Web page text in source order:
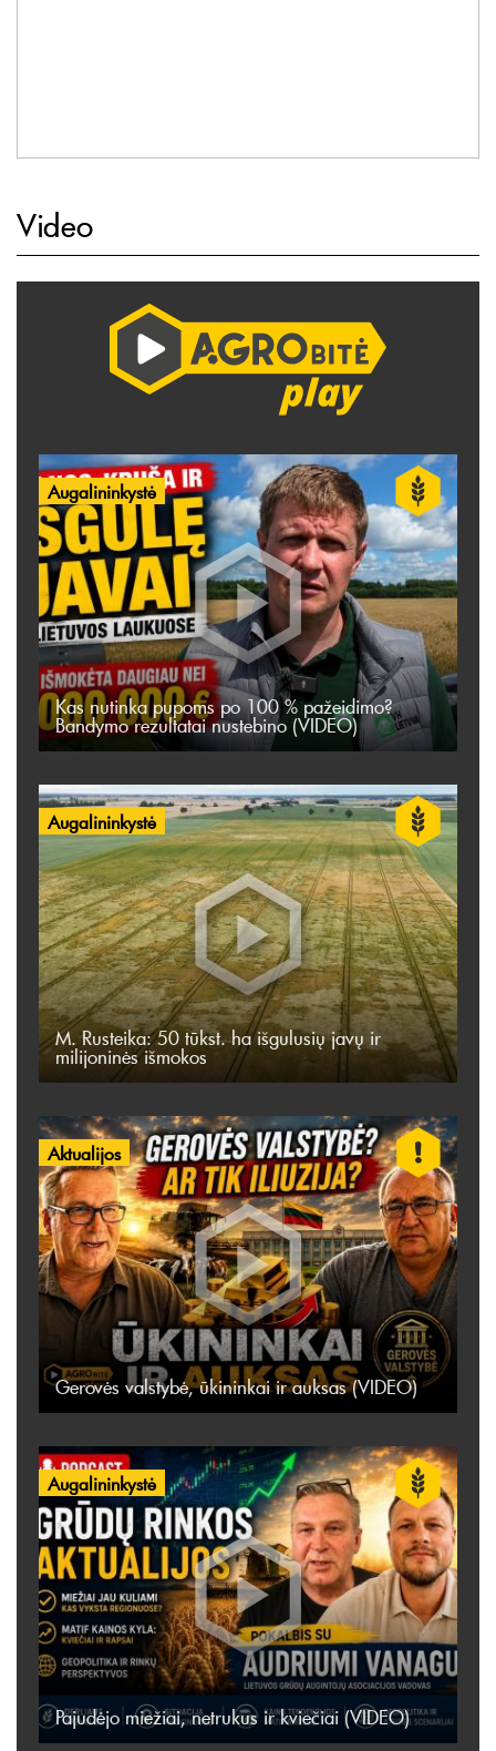
Video
Augalininkystė
Kas nutinka pupoms po 100 % pažeidimo?
Bandymo rezultatai nustebino (VIDEO)
Augalininkystė
M. Rusteika: 50 tūkst. ha išgulusių javų ir
milijoninės išmokos
Aktualijos
Gerovės valstybė, ūkininkai ir auksas (VIDEO)
Augalininkystė
Pajudėjo miežiai, netrukus ir kviečiai (VIDEO)